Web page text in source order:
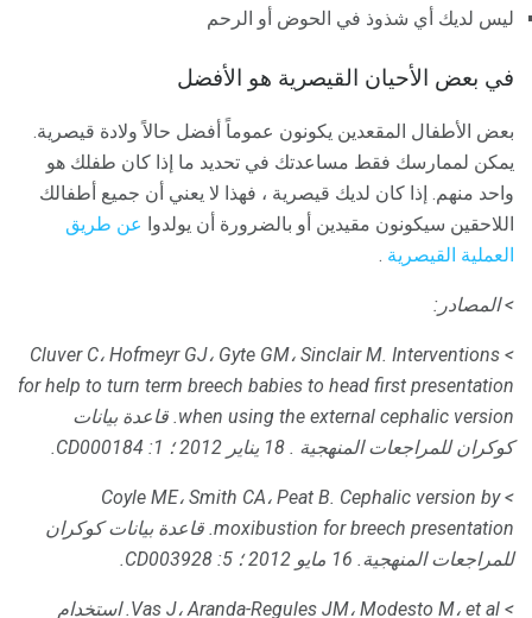
ليس لديك أي شذوذ في الحوض أو الرحم
في بعض الأحيان القيصرية هو الأفضل
بعض الأطفال المقعدين يكونون عموماً أفضل حالاً ولادة قيصرية.
يمكن لممارسك فقط مساعدتك في تحديد ما إذا كان طفلك هو
واحد منهم. إذا كان لديك قيصرية ، فهذا لا يعني أن جميع أطفالك
اللاحقين سيكونون مقيدين أو بالضرورة أن يولدوا عن طريق
العملية القيصرية .
> المصادر:
> Cluver C، Hofmeyr GJ، Gyte GM، Sinclair M. Interventions
for help to turn term breech babies to head first presentation
when using the external cephalic version. قاعدة بيانات
كوكران للمراجعات المنهجية . 18 يناير 2012 ؛ 1: CD000184.
> Coyle ME، Smith CA، Peat B. Cephalic version by
moxibustion for breech presentation. قاعدة بيانات كوكران
للمراجعات المنهجية. 16 مايو 2012 ؛ 5: CD003928.
> Vas J، Aranda-Regules JM، Modesto M، et al.
استخدام